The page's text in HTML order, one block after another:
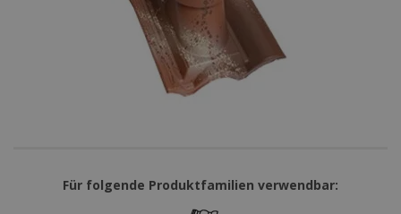
Für folgende Produktfamilien verwendbar: